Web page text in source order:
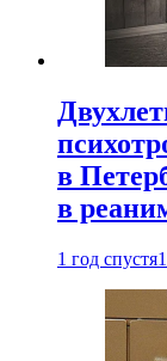
в
в
1 год спустя